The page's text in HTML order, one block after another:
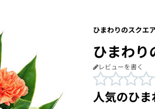
ひまわりのスクエ
ひまわり
レビューを書く
人気のひ